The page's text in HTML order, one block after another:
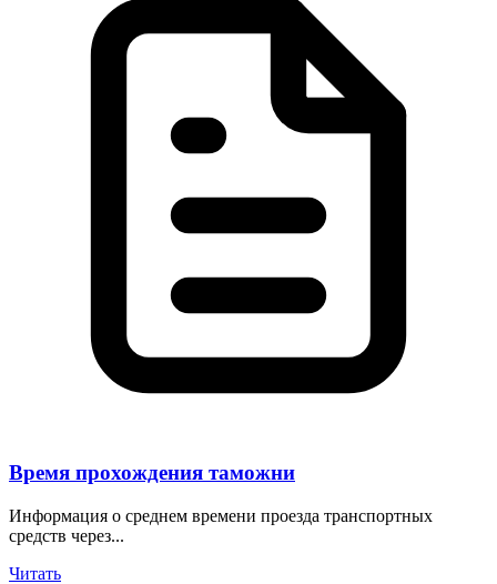
Время прохождения таможни
Информация о среднем времени проезда транспортных
средств через...
Читать